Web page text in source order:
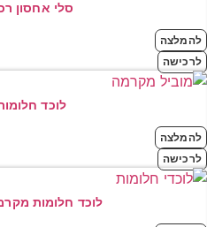
סלי אחסון
להמלצה
לרכישה
לוכד
להמלצה
לרכישה
לוכד חלומות